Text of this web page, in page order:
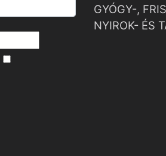
GYÓGY-,
NYIROK- ÉS